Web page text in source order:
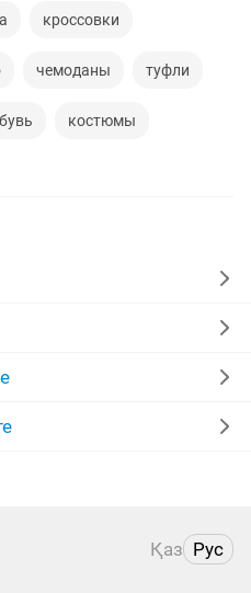
кроссовки
чемоданы туфли
костюмы
платье на прокат
Қаз Рус